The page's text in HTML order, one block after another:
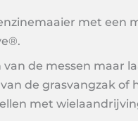
met een
de messen maar
de grasvangzak of
met